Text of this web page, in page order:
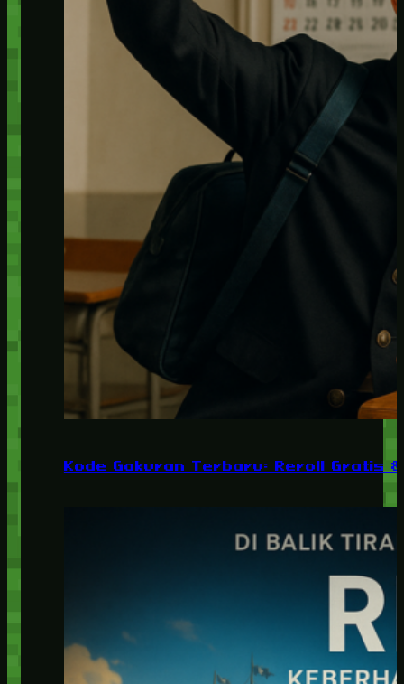
Kode Gakuran Terbaru: Reroll Gratis